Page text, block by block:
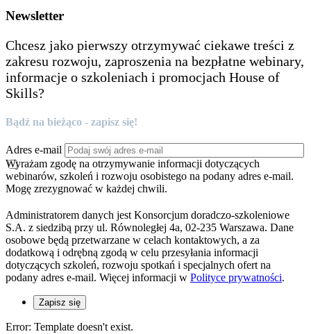
Newsletter
Chcesz jako pierwszy otrzymywać ciekawe treści z
zakresu rozwoju, zaproszenia na bezpłatne webinary,
informacje o szkoleniach i promocjach House of
Skills?
Bądź na bieżąco - zapisz się!
Adres e-mail
Wyrażam zgodę na otrzymywanie informacji dotyczących
webinarów, szkoleń i rozwoju osobistego na podany adres e-mail.
Mogę zrezygnować w każdej chwili.
Administratorem danych jest Konsorcjum doradczo-szkoleniowe
S.A. z siedzibą przy ul. Równoległej 4a, 02-235 Warszawa. Dane
osobowe będą przetwarzane w celach kontaktowych, a za
dodatkową i odrębną zgodą w celu przesyłania informacji
dotyczących szkoleń, rozwoju spotkań i specjalnych ofert na
podany adres e-mail. Więcej informacji w Polityce prywatności.
Zapisz się
Error: Template doesn't exist.